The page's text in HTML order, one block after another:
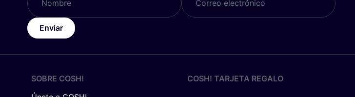
Enviar
SOBRE COSH!
COSH! TARJETA REGALO